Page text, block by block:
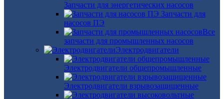
Запчасти для энергетических насосов
Запчасти для
насосов ПЭ
Все
запчасти для промышленных насосов
Электродвигатели
Электродвигатели общепромышленные
Электродвигатели взрывозащищенные